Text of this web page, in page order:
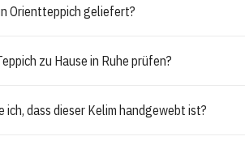
Orientteppich geliefert?
zu Hause in Ruhe prüfen?
ich, dass dieser Kelim handgewebt ist?